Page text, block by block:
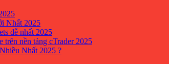
Nhất 2025
dễ nhất 2025
nền tảng cTrader 2025
Nhất 2025 ?